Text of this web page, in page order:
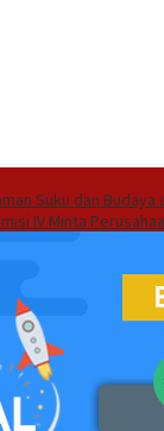
Suku dan
IV Minta